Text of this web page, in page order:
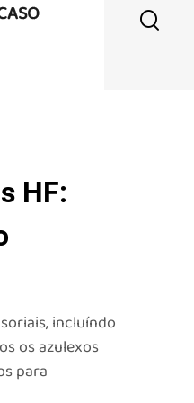
HF:
incluíndo
os azulexos
para